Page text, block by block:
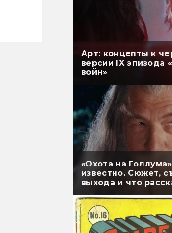
Арт: концепты к
версии IX эпизода
войн»
«Охота на
известно. Сюжет,
выхода и что